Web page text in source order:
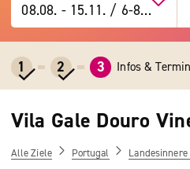
08.08. -15.11. / 6-8 Tage
1 2 3 Infos &
Vila Gale Douro
Alle Ziele Portugal